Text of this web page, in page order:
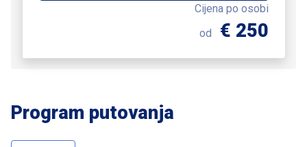
Cijena po osobi
od
€ 250
Program putovanja